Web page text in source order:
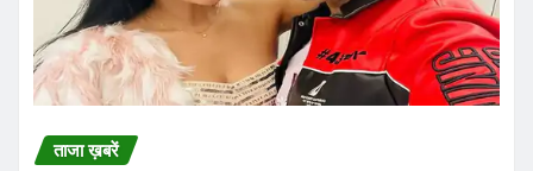
ताजा ख़बरें
एक्ट्रेस आकांक्षा चमोला ने पति और एक्टर गौरव
खन्ना से अपने तलाक को लेकर खुलकर बात की